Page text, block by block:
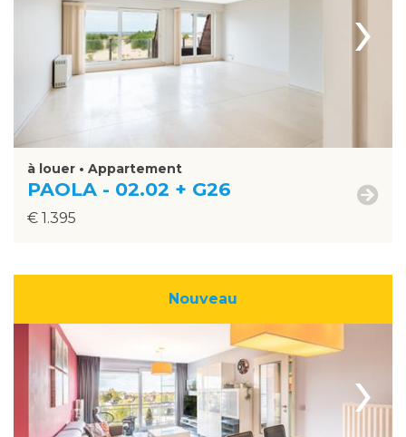
›
à louer • Appartement
PAOLA - 02.02 + G26
€ 1.395
Nouveau
›